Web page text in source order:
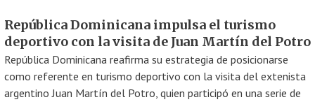
República Dominicana impulsa el turismo
deportivo con la visita de Juan Martín del Potro
República Dominicana reafirma su estrategia de posicionarse
como referente en turismo deportivo con la visita del extenista
argentino Juan Martín del Potro, quien participó en una serie de